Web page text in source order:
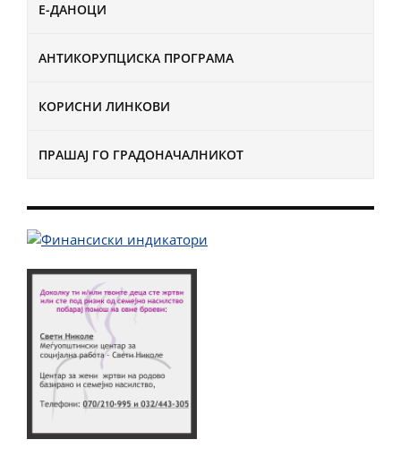
Е-ДАНОЦИ
АНТИКОРУПЦИСКА ПРОГРАМА
КОРИСНИ ЛИНКОВИ
ПРАШАЈ ГО ГРАДОНАЧАЛНИКОТ